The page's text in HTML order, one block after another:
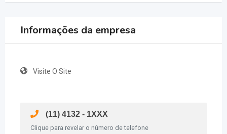
Informações da empresa
Visite O Site
(11) 4132 - 1XXX
Clique para revelar o número de telefone